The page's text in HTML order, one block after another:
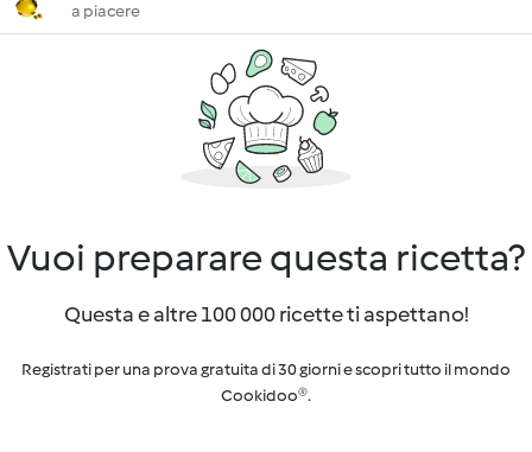
a piacere
Vuoi preparare questa ricetta?
Questa e altre 100 000 ricette ti aspettano!
Registrati per una prova gratuita di 30 giorni e scopri tutto il mondo
Cookidoo®.